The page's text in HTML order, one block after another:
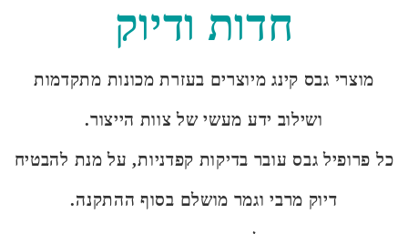
חדות ודיוק
מוצרי גבס קינג מיוצרים בעזרת מכונות מתקדמות
ושילוב ידע מעשי של צוות הייצור.
כל פרופיל גבס עובר בדיקות קפדניות, על מנת להבטיח
דיוק מרבי וגמר מושלם בסוף ההתקנה.